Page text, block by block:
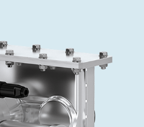
9月 2, 2026 活动新闻
精准创新、赋能未来 ⸺
Semicon Taiwan 2026
VAT真空闸阀
VAT角阀、内联式或圆柱式真空阀
真空蝶阀
真空摆阀
真空模块
基质转移
半导体无尘系统
溅射
薄膜封装(CVD)
OLED蒸发
离子植入术
科学仪器和医学
涂层
行业
真空运输
电池生产
晶体生长
真空干燥
发电
半导体无尘系统
高能物理学
标准维修服务
固定价格翻新服务
VAT服务中心
Shares and debt
公司治理
General Meeting
Event calendar